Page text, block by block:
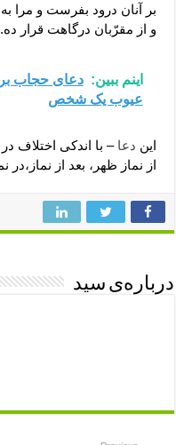
بر آنان درود بفرست و مرا
و از مقرّبان درگاهت قرار ده.
اینم ببین: دعای حجاب
عیوب یک شخص
این دعا – با اندکی اختلاف
از نماز ظهر، بعد از
درباره‌ی سید